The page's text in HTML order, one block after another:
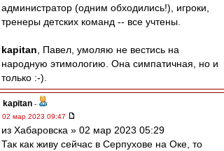
администратор (одним обходились!), игроки,
тренеры детских команд -- все учтены.
kapitan , Павел, умоляю не вестись на
народную этимологию. Она симпатичная, но и
только :-).
kapitan -
02 мар 2023 09:47
из Хабаровска » 02 мар 2023 05:29
Так как живу сейчас в Серпухове на Оке, то